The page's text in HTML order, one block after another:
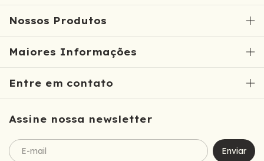
Nossos Produtos
Maiores Informações
Entre em contato
Assine nossa newsletter